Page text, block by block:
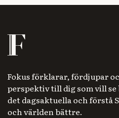
Fokus förklarar, fördjupar
perspektiv till dig som vill
det dagsaktuella och förstå
och världen bättre.